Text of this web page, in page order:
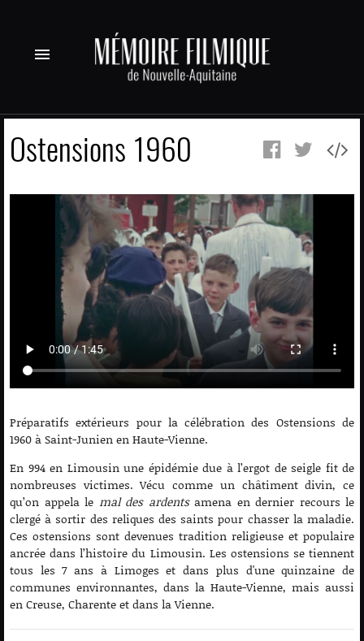
menu
Ostensions 1960
Préparatifs extérieurs pour la célébration des Ostensions de
1960 à Saint-Junien en Haute-Vienne.
En 994 en Limousin une épidémie due à l’ergot de seigle fit de
nombreuses victimes. Vécu comme un châtiment divin, ce
qu’on appela le mal des ardentsamena en dernier recours le
clergé à sortir des reliques des saints pour chasser la maladie.
Ces ostensions sont devenues tradition religieuse et populaire
ancrée dans l’histoire du Limousin. Les ostensions se tiennent
tous les 7 ans à Limoges et dans plus d'une quinzaine de
communes environnantes, dans la Haute-Vienne, mais aussi
en Creuse, Charente et dans la Vienne.